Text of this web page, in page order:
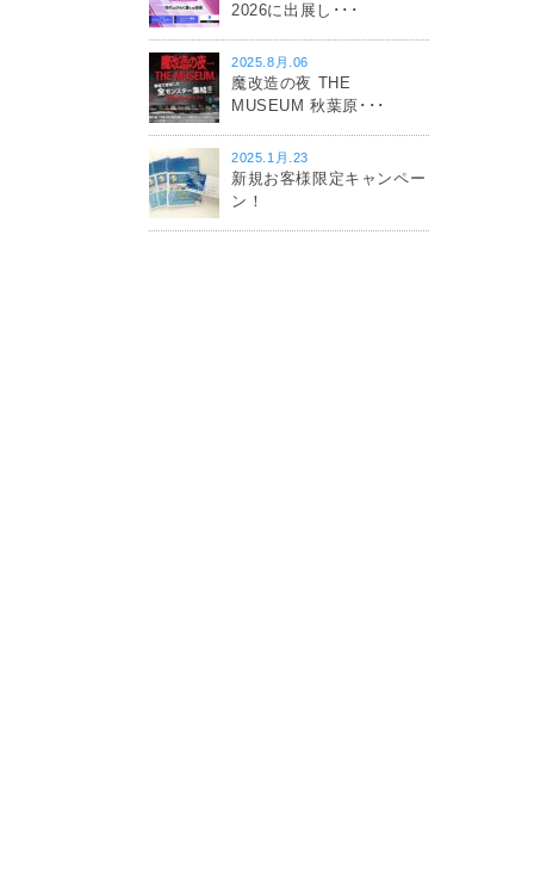
2026に出展し･･･
2025.8月.06
魔改造の夜 THE
MUSEUM 秋葉原･･･
2025.1月.23
新規お客様限定キャンペー
ン！